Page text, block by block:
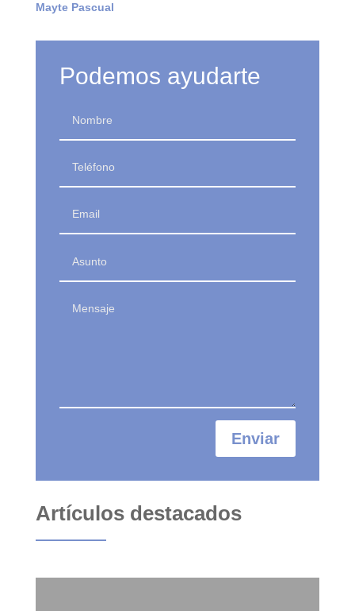
Mayte Pascual
Podemos ayudarte
Enviar
Artículos destacados